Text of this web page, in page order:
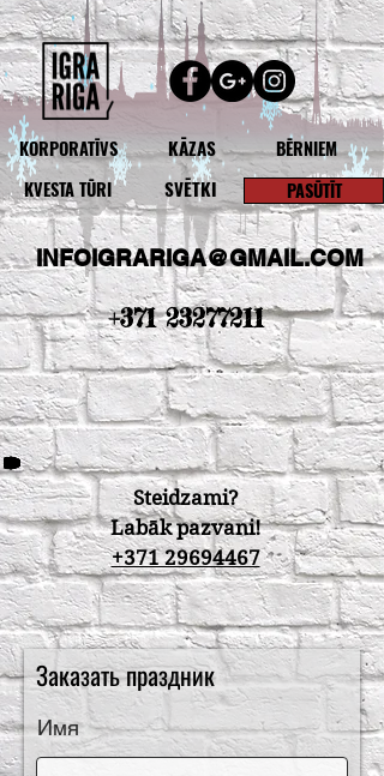
INFOIGRARIGA@GMAIL.COM
KORPORATĪVS BĒRNIEM
KĀZAS
SVĒTKI
KVESTA TŪRI PASŪTĪT
+371 23277211
Steidzami?
Labāk pazvani!
+371 29694467
Заказать праздник
Имя